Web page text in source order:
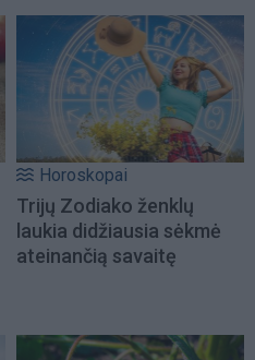
Horoskopai
Trijų Zodiako ženklų
laukia didžiausia sėkmė
ateinančią savaitę